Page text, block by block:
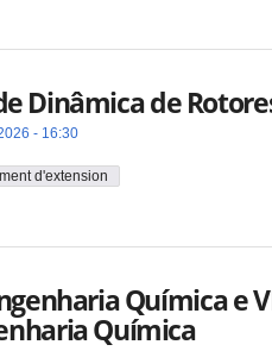
Dinâmica de
- 16:30
d'extension
Química e
Química